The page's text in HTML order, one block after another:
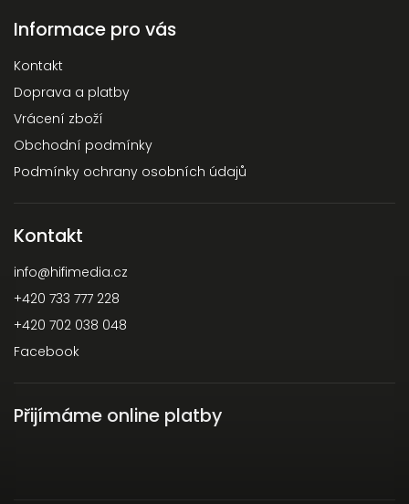
Informace pro vás
Kontakt
Doprava a platby
Vrácení zboží
Obchodní podmínky
Podmínky ochrany osobních údajů
Kontakt
info@hifimedia.cz
+420 733 777 228
+420 702 038 048
Facebook
Přijímáme online platby